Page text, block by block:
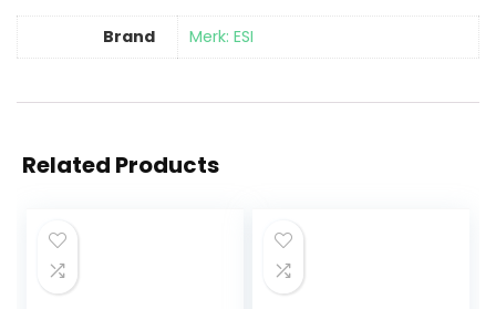
Brand Merk: ESI
Related Products